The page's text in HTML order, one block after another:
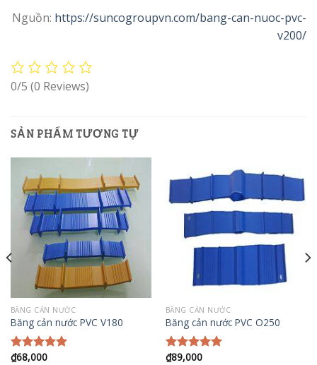
Nguồn: https://suncogroupvn.com/bang-can-nuoc-pvc-
v200/
0/5 (0 Reviews)
SẢN PHẨM TƯƠNG TỰ
BĂNG CẢN NƯỚC
Băng cản nước PVC V180
Được xếp
₫68,000
BĂNG CẢN NƯỚC
Băng cản nước PVC O250
Được xếp
₫89,000